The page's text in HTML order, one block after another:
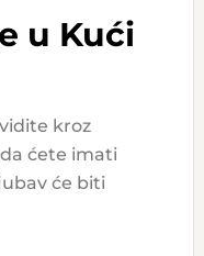
u Kući
kroz
ćete imati
će biti